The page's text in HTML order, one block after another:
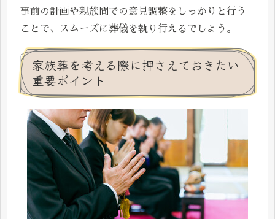
事前の計画や親族間での意見調整をしっかりと行う
ことで、スムーズに葬儀を執り行えるでしょう。
家族葬を考える際に押さえておきたい
重要ポイント